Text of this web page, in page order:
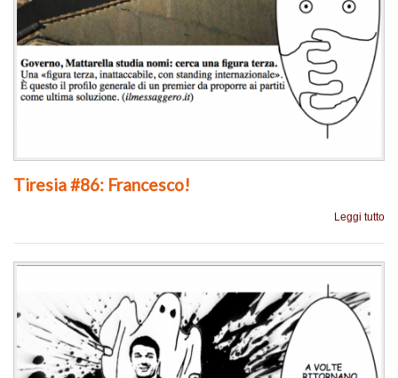
Tiresia #86: Francesco!
Leggi tutto